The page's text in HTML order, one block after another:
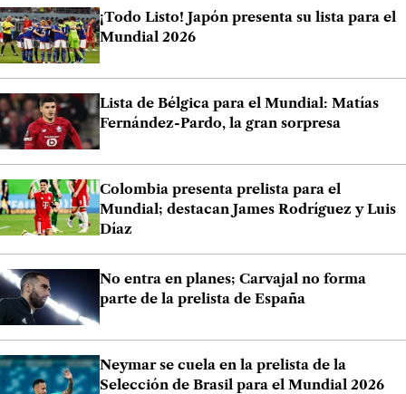
¡Todo Listo! Japón presenta su lista para el
Mundial 2026
Lista de Bélgica para el Mundial: Matías
Fernández-Pardo, la gran sorpresa
Colombia presenta prelista para el
Mundial; destacan James Rodríguez y Luis
Díaz
No entra en planes; Carvajal no forma
parte de la prelista de España
Neymar se cuela en la prelista de la
Selección de Brasil para el Mundial 2026